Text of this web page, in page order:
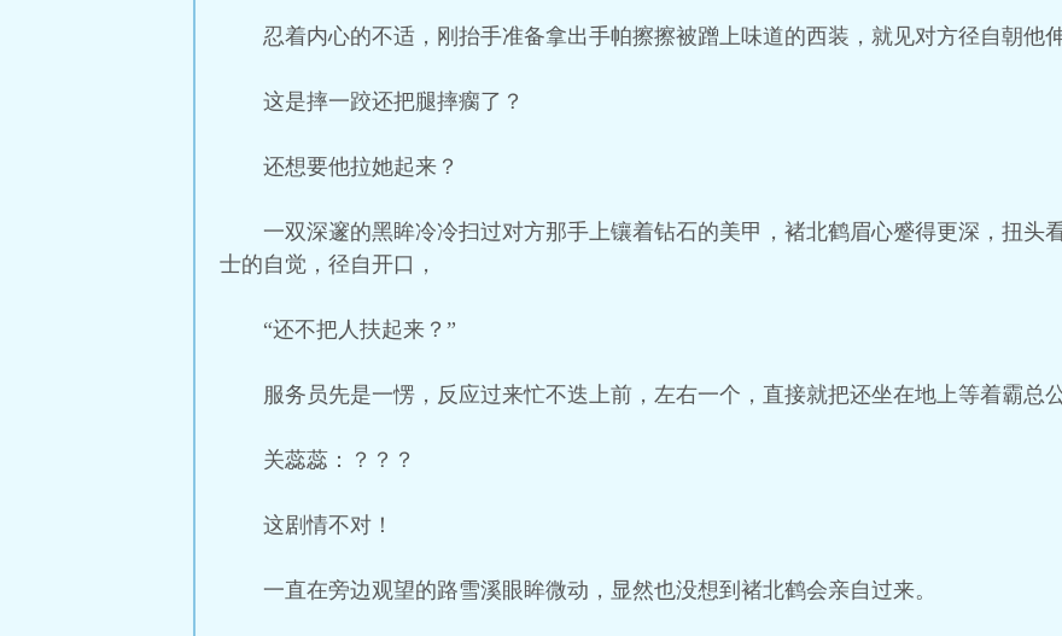
忍着内心的不适，刚抬手准备拿出手帕擦擦被蹭上味道的西装，就见对方径自朝他伸
这是摔一跤还把腿摔瘸了？
还想要他拉她起来？
一双深邃的黑眸冷冷扫过对方那手上镶着钻石的美甲，褚北鹤眉心蹙得更深，扭头
士的自觉，径自开口，
“还不把人扶起来？”
服务员先是一愣，反应过来忙不迭上前，左右一个，直接就把还坐在地上等着霸总
关蕊蕊：？？？
这剧情不对！
一直在旁边观望的路雪溪眼眸微动，显然也没想到褚北鹤会亲自过来。